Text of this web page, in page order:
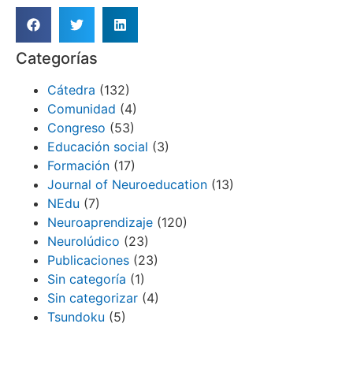
Categorías
Cátedra (132)
Comunidad (4)
Congreso (53)
Educación social (3)
Formación (17)
Journal of Neuroeducation (13)
NEdu (7)
Neuroaprendizaje (120)
Neurolúdico (23)
Publicaciones (23)
Sin categoría (1)
Sin categorizar (4)
Tsundoku (5)